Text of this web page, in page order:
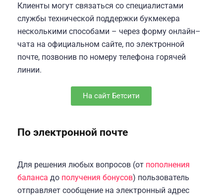
Клиенты могут связаться со специалистами
службы технической поддержки букмекера
несколькими способами – через форму онлайн–
чата на официальном сайте, по электронной
почте, позвонив по номеру телефона горячей
линии.
На сайт Бетсити
По электронной почте
Для решения любых вопросов (от пополнения
баланса до получения бонусов) пользователь
отправляет сообщение на электронный адрес